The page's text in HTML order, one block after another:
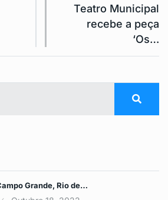
Teatro Municipal
recebe a peça
‘Os…
Grande, Rio de…